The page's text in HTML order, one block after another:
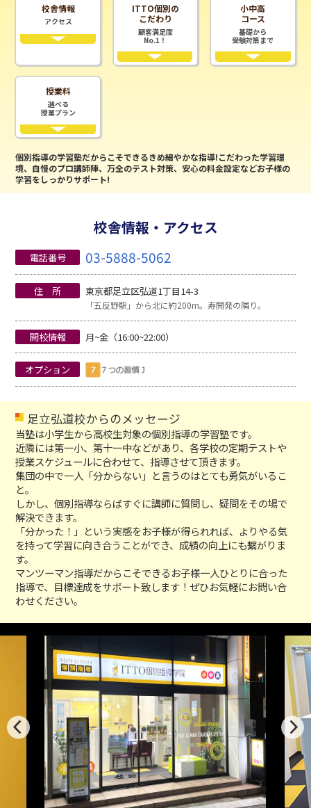
校舎情報
アクセス
ITTO個別の
こだわり
顧客満足度
No.1！
小中高
コース
基礎から
受験対策まで
授業料
選べる
授業プラン
個別指導の学習塾だからこそできるきめ細やかな指導!こだわった学習環
境、自慢のプロ講師陣、万全のテスト対策、安心の料金設定などお子様の
学習をしっかりサポート!
校舎情報・アクセス
電話番号 03-5888-5062
住 所 東京都足立区弘道1丁目14-3
「五反野駅」から北に約200m。寿開発の隣り。
開校情報 月~金（16:00~22:00）
オプション
足立弘道校からのメッセージ
当塾は小学生から高校生対象の個別指導の学習塾です。
近隣には第一小、第十一中などがあり、各学校の定期テストや
授業スケジュールに合わせて、指導させて頂きます。
集団の中で一人「分からない」と言うのはとても勇気がいるこ
と。
しかし、個別指導ならばすぐに講師に質問し、疑問をその場で
解決できます。
「分かった！」という実感をお子様が得られれば、よりやる気
を持って学習に向き合うことができ、成績の向上にも繋がりま
す。
マンツーマン指導だからこそできるお子様一人ひとりに合った
指導で、目標達成をサポート致します！ぜひお気軽にお問い合
わせください。